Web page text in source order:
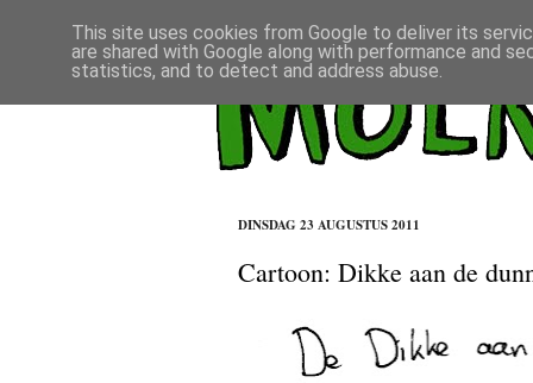
DINSDAG 23 AUGUSTUS 2011
Cartoon: Dikke aan de
This site uses cookies from Google to deliver its
are shared with Google along with performance and
statistics, and to detect and address abuse.